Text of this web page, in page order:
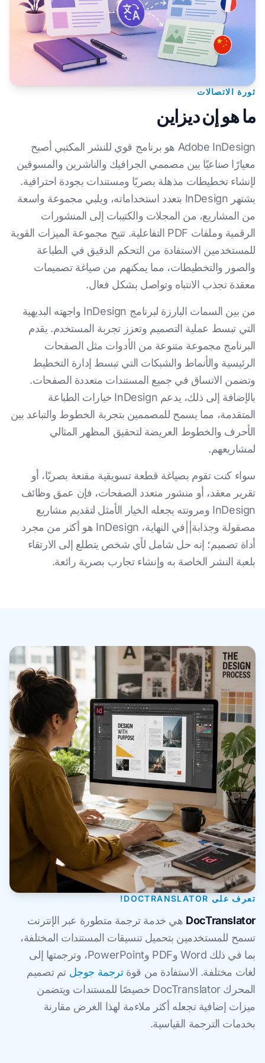
ثورة الاتصالات
ما هو إن ديزاين
Adobe InDesign هو برنامج قوي للنشر المكتبي أصبح
معيارًا صناعيًا بين مصممي الجرافيك والناشرين والمسوقين
لإنشاء تخطيطات مذهلة بصريًا ومستندات بجودة احترافية.
يشتهر InDesign بتعدد استخداماته، ويلبي مجموعة واسعة
من المشاريع، من المجلات والكتيبات إلى المنشورات
الرقمية وملفات PDF التفاعلية. تتيح مجموعة الميزات القوية
للمستخدمين الاستفادة من التحكم الدقيق في الطباعة
والصور والتخطيطات، مما يمكنهم من صياغة تصميمات
معقدة تجذب الانتباه وتواصل بشكل فعال.
من بين السمات البارزة لبرنامج InDesign واجهته البديهية
التي تبسط عملية التصميم وتعزز تجربة المستخدم. يقدم
البرنامج مجموعة متنوعة من الأدوات مثل الصفحات
الرئيسية والأنماط والشبكات التي تبسط إدارة التخطيط
وتضمن الاتساق في جميع المستندات متعددة الصفحات.
بالإضافة إلى ذلك، يدعم InDesign خيارات الطباعة
المتقدمة، مما يسمح للمصممين بتجربة الخطوط والتباعد بين
الأحرف والخطوط العريضة لتحقيق المظهر المثالي
لمشاريعهم.
سواء كنت تقوم بصياغة قطعة تسويقية مقنعة بصريًا، أو
تقرير معقد، أو منشور متعدد الصفحات، فإن عمق وظائف
InDesign ومرونته يجعله الخيار الأمثل لتقديم مشاريع
مصقولة وجذابة||في النهاية، InDesign هو أكثر من مجرد
أداة تصميم؛ إنه حل شامل لأي شخص يتطلع إلى الارتقاء
بلعبة النشر الخاصة به وإنشاء تجارب بصرية رائعة.
تعرف على DOCTRANSLATOR!
DocTranslator هي خدمة ترجمة متطورة عبر الإنترنت
تسمح للمستخدمين بتحميل تنسيقات المستندات المختلفة،
بما في ذلك Word وPDF وPowerPoint، وترجمتها إلى
لغات مختلفة. الاستفادة من قوةترجمة جوجل تم تصميم
المحرك DocTranslator خصيصًا للمستندات ويتضمن
ميزات إضافية تجعله أكثر ملاءمة لهذا الغرض مقارنة
بخدمات الترجمة القياسية.